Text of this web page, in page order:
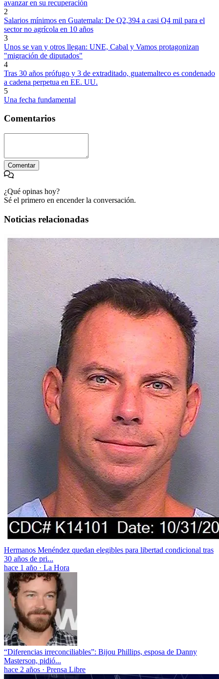
avanzar en su recuperación
2
Salarios mínimos en Guatemala: De Q2,394 a casi Q4 mil para el
sector no agrícola en 10 años
3
Unos se van y otros llegan: UNE, Cabal y Vamos protagonizan
"migración de diputados"
4
Tras 30 años prófugo y 3 de extraditado, guatemalteco es condenado
a cadena perpetua en EE. UU.
5
Una fecha fundamental
Comentarios
Comentar
¿Qué opinas hoy?
Sé el primero en encender la conversación.
Noticias relacionadas
Hermanos Menéndez quedan elegibles para libertad condicional tras
30 años de pri...
hace 1 año · La Hora
“Diferencias irreconciliables”: Bijou Phillips, esposa de Danny
Masterson, pidió...
hace 2 años · Prensa Libre